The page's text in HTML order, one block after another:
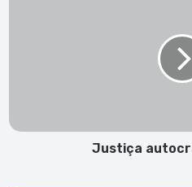
Justiça